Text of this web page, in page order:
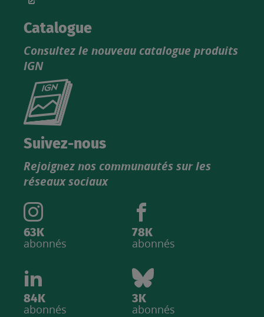
Catalogue
Consultez le nouveau catalogue produits
IGN
Consultez
catalogue
IGN
Suivez-nous
Rejoignez nos communautés sur les
réseaux sociaux
63K
abonnés
78K
abonnés
84K
abonnés
3K
abonnés